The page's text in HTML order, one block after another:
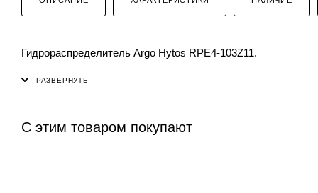
Гидрораспределитель Argo Hytos RPE4-103Z11.
С этим товаром покупают